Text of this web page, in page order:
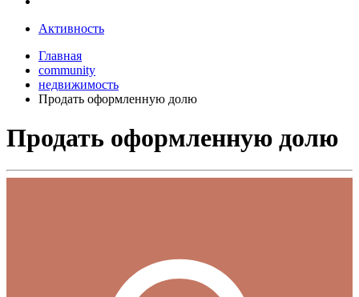
Активность
Главная
community
недвижимость
Продать оформленную долю
Продать оформленную долю